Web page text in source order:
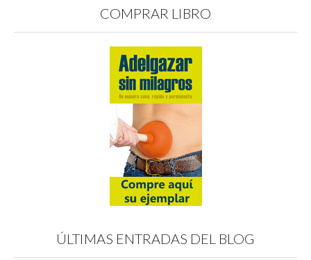
COMPRAR LIBRO
ÚLTIMAS ENTRADAS DEL BLOG